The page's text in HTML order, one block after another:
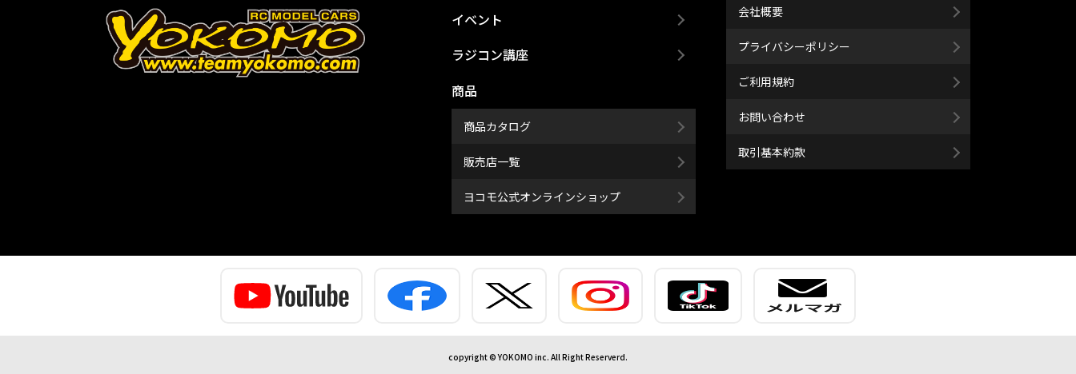
イベント
ラジコン講座
商品
商品カタログ
販売店一覧
ヨコモ公式オンラインショップ
会社概要
プライバシーポリシー
ご利用規約
お問い合わせ
取引基本約款
copyright © YOKOMO inc. All Right Reserverd.